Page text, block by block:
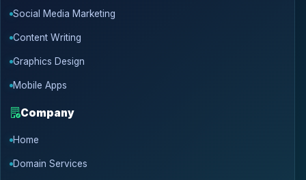
Social Media Marketing
Content Writing
Graphics Design
Mobile Apps
Company
Home
Domain Services